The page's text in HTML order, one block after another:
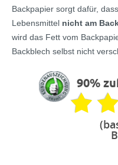
Backpapier sorgt dafür,
Lebensmittel nicht am
wird das Fett vom
Backblech selbst nicht
90%